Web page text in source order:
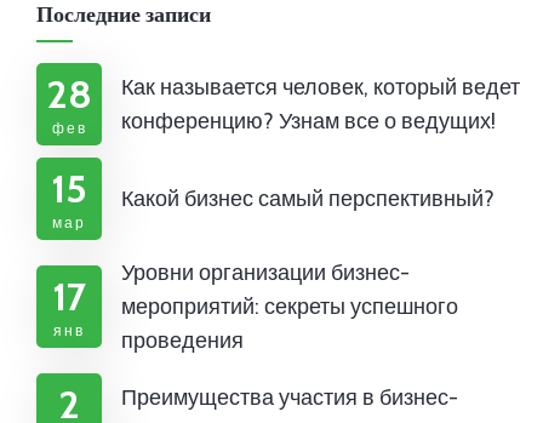
Последние записи
28
фев
Как называется человек, который ведет
конференцию? Узнам все о ведущих!
15
мар
Какой бизнес самый перспективный?
17
янв
Уровни организации бизнес-
мероприятий: секреты успешного
проведения
2
Преимущества участия в бизнес-